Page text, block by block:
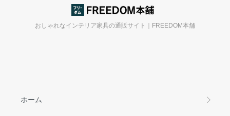
おしゃれなインテリア家具の通販サイト｜FREEDOM本舗
ホーム